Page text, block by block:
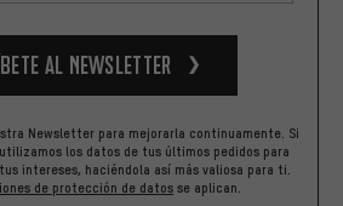
al newsletter
Newsletter para mejorarla continuamente. Si
los datos de tus últimos pedidos para
intereses, haciéndola así más valiosa para ti.
de protección de datos se aplican.